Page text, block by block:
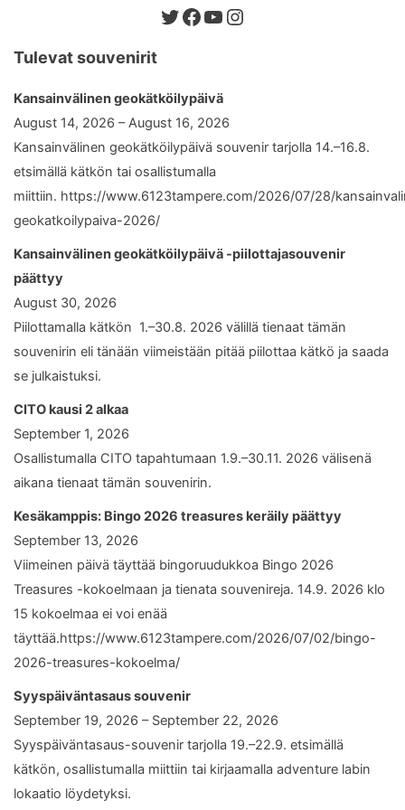
Twitter
Facebook
YouTube
Instagram
Tulevat souvenirit
Kansainvälinen geokätköilypäivä
August 14, 2026 – August 16, 2026
Kansainvälinen geokätköilypäivä souvenir tarjolla 14.–16.8.
etsimällä kätkön tai osallistumalla
miittiin. https://www.6123tampere.com/2026/07/28/
geokatkoilypaiva-2026/
Kansainvälinen geokätköilypäivä -piilottajasouvenir
päättyy
August 30, 2026
Piilottamalla kätkön 1.–30.8. 2026 välillä tienaat tämän
souvenirin eli tänään viimeistään pitää piilottaa kätkö ja saada
se julkaistuksi.
CITO kausi 2 alkaa
September 1, 2026
Osallistumalla CITO tapahtumaan 1.9.–30.11. 2026 välisenä
aikana tienaat tämän souvenirin.
Kesäkamppis: Bingo 2026 treasures keräily päättyy
September 13, 2026
Viimeinen päivä täyttää bingoruudukkoa Bingo 2026
Treasures -kokoelmaan ja tienata souvenireja. 14.9. 2026 klo
15 kokoelmaa ei voi enää
täyttää.https://www.6123tampere.com/2026/07/02/bingo-
2026-treasures-kokoelma/
Syyspäiväntasaus souvenir
September 19, 2026 – September 22, 2026
Syyspäiväntasaus-souvenir tarjolla 19.–22.9. etsimällä
kätkön, osallistumalla miittiin tai kirjaamalla adventure labin
lokaatio löydetyksi.